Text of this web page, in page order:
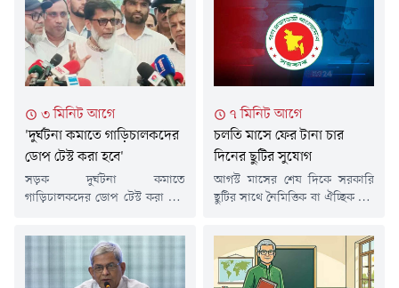
৩ মিনিট আগে
'দুর্ঘটনা কমাতে গাড়িচালকদের
ডোপ টেস্ট করা হবে'
সড়ক দুর্ঘটনা কমাতে
গাড়িচালকদের ডোপ টেস্ট করা হবে
মহাসড়ক প্রতিমন্ত্রী হাবিবুর রশিদ
হাবিব। শুক্রবার (৭ আগস্ট) সকালে
সাংবাদিকদের সাথে
৭ মিনিট আগে
চলতি মাসে ফের টানা চার
দিনের ছুটির সুযোগ
আগস্ট মাসের শেষ দিকে সরকারি
ছুটির সাথে নৈমিত্তিক বা ঐচ্ছিক ছুটি
টানা চার দিনের ছুটি উপভোগের
সুযোগ পেতে পারেন। আগামী ২৬
আগস্ট (বুধবার) পবিত্র ঈদে